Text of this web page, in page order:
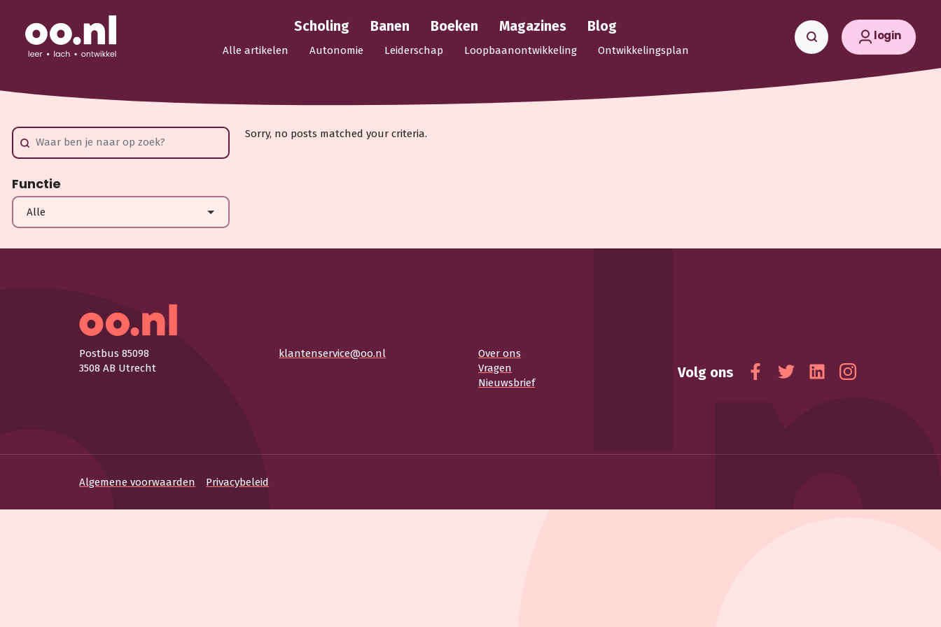
Scholing Banen Boeken Magazines Blog
Alle artikelen Autonomie Leiderschap Loopbaanontwikkeling Ontwikkelingsplan
login
Functie
Alle
Sorry, no posts matched your criteria.
Postbus 85098
3508 AB Utrecht
klantenservice@oo.nl
Over ons
Vragen
Nieuwsbrief
Volg ons
Facebook
TwitterLinkedinInstagram
Algemene voorwaarden Privacybeleid